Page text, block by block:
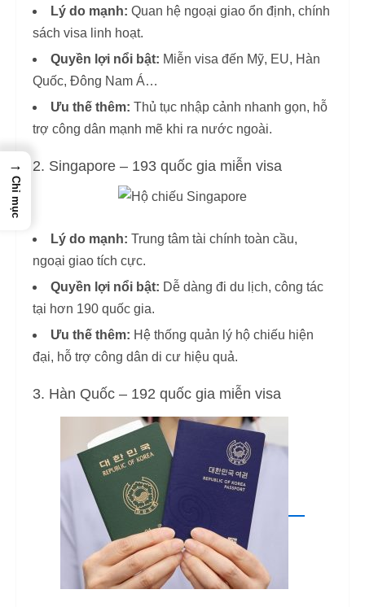
Lý do mạnh: Quan hệ ngoại giao ổn định, chính
sách visa linh hoạt.
Quyền lợi nổi bật: Miễn visa đến Mỹ, EU, Hàn
Quốc, Đông Nam Á…
Ưu thế thêm: Thủ tục nhập cảnh nhanh gọn, hỗ
trợ công dân mạnh mẽ khi ra nước ngoài.
2. Singapore – 193 quốc gia miễn visa
Lý do mạnh: Trung tâm tài chính toàn cầu,
ngoại giao tích cực.
Quyền lợi nổi bật: Dễ dàng đi du lịch, công tác
tại hơn 190 quốc gia.
Ưu thế thêm: Hệ thống quản lý hộ chiếu hiện
đại, hỗ trợ công dân di cư hiệu quả.
3. Hàn Quốc – 192 quốc gia miễn visa
→
Chỉ mục